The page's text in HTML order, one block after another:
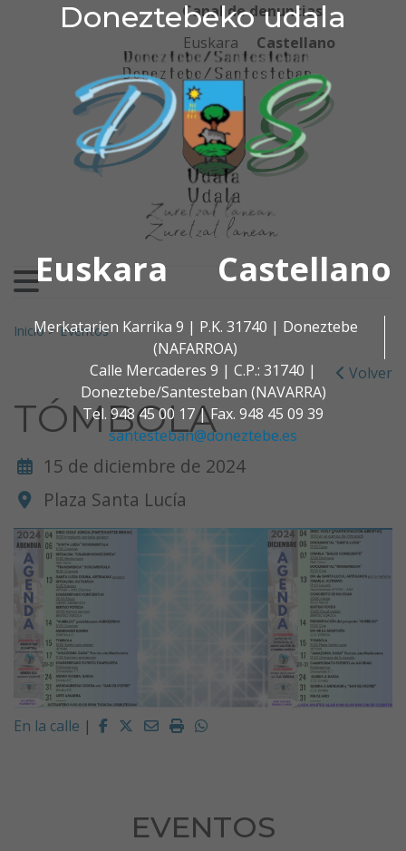
Doneztebeko udala
Euskara Castellano
Merkatarien Karrika 9 | P.K. 31740 | Doneztebe
(NAFARROA)
Calle Mercaderes 9 | C.P.: 31740 |
Doneztebe/Santesteban (NAVARRA)
Tel. 948 45 00 17 | Fax. 948 45 09 39
santesteban@doneztebe.es
Ir al contenido
Doneztebeko udala
Canal de denuncias
Euskara
Castellano
Buscar:
Inicio>Eventos
Volver
TÓMBOLA
15 de diciembre de 2024
Plaza Santa Lucía
En la calle | Facebook
Twitter
EmailImprimirWhatsapp
EVENTOS